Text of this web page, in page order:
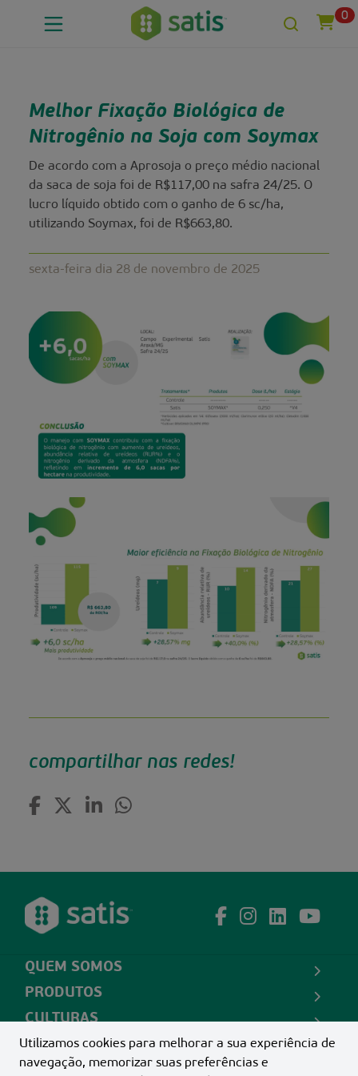
0
Melhor Fixação Biológica de
Nitrogênio na Soja com Soymax
De acordo com a Aprosoja o preço médio nacional
da saca de soja foi de R$117,00 na safra 24/25. O
lucro líquido obtido com o ganho de 6 sc/ha,
utilizando Soymax, foi de R$663,80.
sexta-feira dia 28 de novembro de 2025
compartilhar nas redes!
QUEM SOMOS
PRODUTOS
CULTURAS
CONTATO
Utilizamos cookies para melhorar a sua experiência de
navegação, memorizar suas preferências e